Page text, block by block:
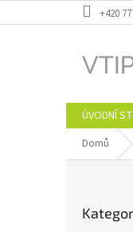
na
+420
ÚVODNÍ
Domů
kategorie